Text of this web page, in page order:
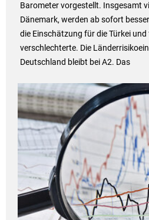
Barometer vorgestellt. Insgesamt
Dänemark, werden ab sofort
die Einschätzung für die Türkei und
verschlechterte. Die
Deutschland bleibt bei A2. Das